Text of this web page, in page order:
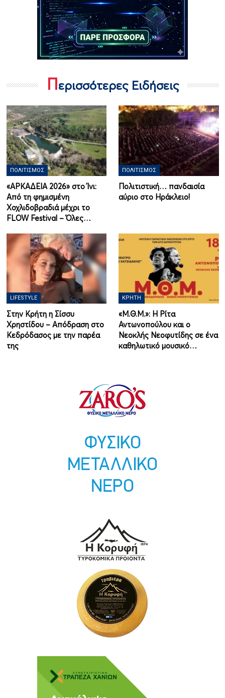
Περισσότερες Ειδήσεις
ΠΟΛΙΤΙΣΜΌΣ
«ΑΡΚΑΔΕΙΑ 2026» στο Ίνι:
Από τη φημισμένη
Χοχλιδοβραδιά μέχρι το
FLOW Festival – Όλες…
ΠΟΛΙΤΙΣΜΌΣ
Πολιτιστική… πανδαισία
αύριο στο Ηράκλειο!
LIFESTYLE
Στην Κρήτη η Σίσσυ
Χρηστίδου – Απόδραση στο
Κεδρόδασος με την παρέα
της
ΚΡΉΤΗ
«Μ.Θ.Μ.»: Η Ρίτα
Αντωνοπούλου και ο
Νεοκλής Νεοφυτίδης σε ένα
καθηλωτικό μουσικό…